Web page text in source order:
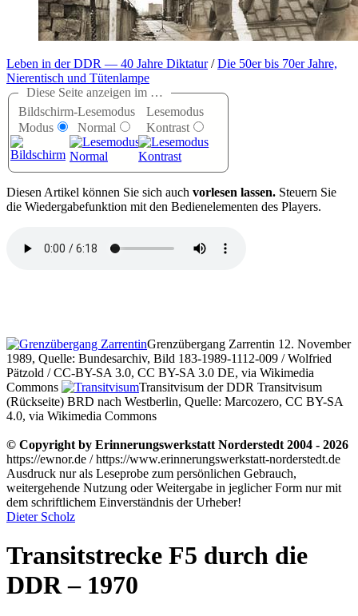
Leben in der DDR — 40 Jahre Diktatur/Die 50er bis 70er Jahre,
Nierentisch und Tütenlampe
Diese Seite anzeigen im …
Bildschirm-
Modus
Lesemodus
Normal
Lesemodus
Kontrast
Diesen Artikel können Sie sich auch vorlesen lassen. Steuern Sie
die Wiedergabefunktion mit den Bedienelementen des Players.
Grenzübergang Zarrentin 12. November
1989, Quelle: Bundesarchiv, Bild 183-1989-1112-009 / Wolfried
Pätzold / CC-BY-SA 3.0, CC BY-SA 3.0 DE, via Wikimedia
Commons
Transitvisum der DDR Transitvisum
(Rückseite) BRD nach Westberlin, Quelle: Marcozero, CC BY-SA
4.0, via Wikimedia Commons
© Copyright by Erinnerungswerkstatt Norderstedt 2004 - 2026
https://ewnor.de / https://www.erinnerungswerkstatt-norderstedt.de
Ausdruck nur als Leseprobe zum persönlichen Gebrauch,
weitergehende Nutzung oder Weitergabe in jeglicher Form nur mit
dem schriftlichem Einverständnis der Urheber!
Dieter Scholz
Transitstrecke F5 durch die
DDR – 1970